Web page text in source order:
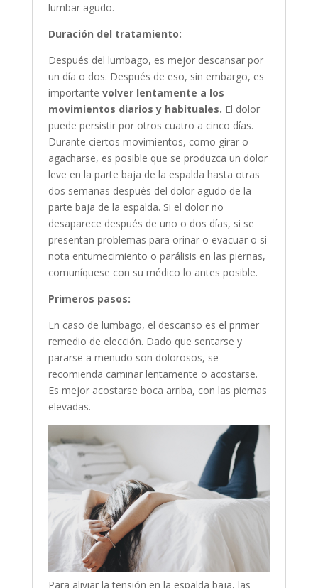
lumbar agudo.
Duración del tratamiento:
Después del lumbago, es mejor descansar por
un día o dos. Después de eso, sin embargo, es
importantevolver lentamente a los
movimientos diarios y habituales. El dolor
puede persistir por otros cuatro a cinco días.
Durante ciertos movimientos, como girar o
agacharse, es posible que se produzca un dolor
leve en la parte baja de la espalda hasta otras
dos semanas después del dolor agudo de la
parte baja de la espalda. Si el dolor no
desaparece después de uno o dos días, si se
presentan problemas para orinar o evacuar o si
nota entumecimiento o parálisis en las piernas,
comuníquese con su médico lo antes posible.
Primeros pasos:
En caso de lumbago, el descanso es el primer
remedio de elección. Dado que sentarse y
pararse a menudo son dolorosos, se
recomienda caminar lentamente o acostarse.
Es mejor acostarse boca arriba, con las piernas
elevadas.
Para aliviar la tensión en la espalda baja, las